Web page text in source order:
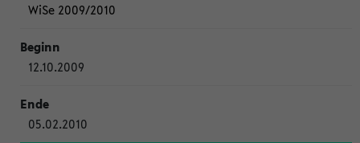
WiSe 2009/2010
12.10.2009
05.02.2010